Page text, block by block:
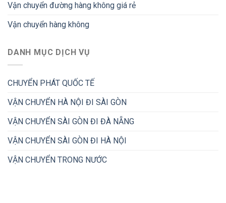
Vận chuyển đường hàng không giá rẻ
Vận chuyển hàng không
DANH MỤC DỊCH VỤ
CHUYỂN PHÁT QUỐC TẾ
VẬN CHUYỂN HÀ NỘI ĐI SÀI GÒN
VẬN CHUYỂN SÀI GÒN ĐI ĐÀ NẴNG
VẬN CHUYỂN SÀI GÒN ĐI HÀ NỘI
VẬN CHUYỂN TRONG NƯỚC